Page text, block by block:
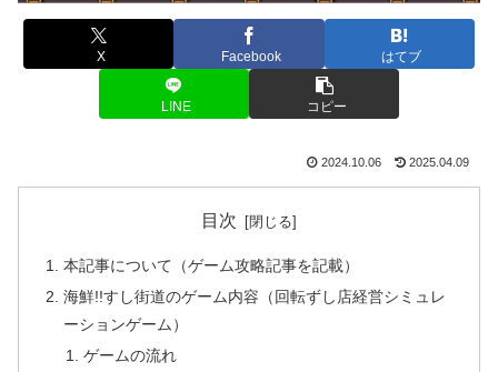
X Facebook はてブ
LINE コピー
2024.10.06 2025.04.09
目次
本記事について（ゲーム攻略記事を記載）
海鮮!!すし街道のゲーム内容（回転ずし店経営シミュレ
ーションゲーム）
ゲームの流れ